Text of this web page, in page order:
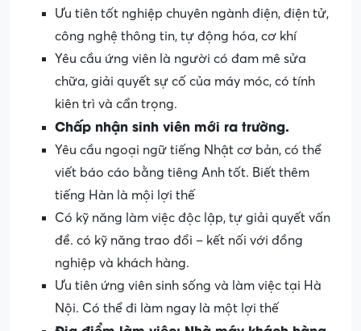
Ưu tiên tốt nghiệp chuyên ngành điện, điện tử,
công nghệ thông tin, tự động hóa, cơ khí
Yêu cầu ứng viên là người có đam mê sửa
chữa, giải quyết sự cố của máy móc, có tính
kiên trì và cẩn trọng.
Chấp nhận sinh viên mới ra trường.
Yêu cầu ngoại ngữ tiếng Nhật cơ bản, có thể
viết báo cáo bằng tiêng Anh tốt. Biết thêm
tiếng Hàn là mội lợi thế
Có kỹ năng làm việc độc lập, tự giải quyết vấn
đề. có kỹ năng trao đổi – kết nối với đồng
nghiệp và khách hàng.
Ưu tiên ứng viên sinh sống và làm việc tại Hà
Nội. Có thể đi làm ngay là một lợi thế